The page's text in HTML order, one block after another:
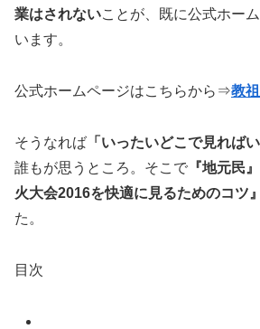
業はされないことが、既に公式ホー
います。
公式ホームページはこちらから⇒教
そうなれば 「いったいどこで見ればい
誰もが思うところ。そこで 『地元民』
火大会2016を快適に見るためのコツ』
た。
目次